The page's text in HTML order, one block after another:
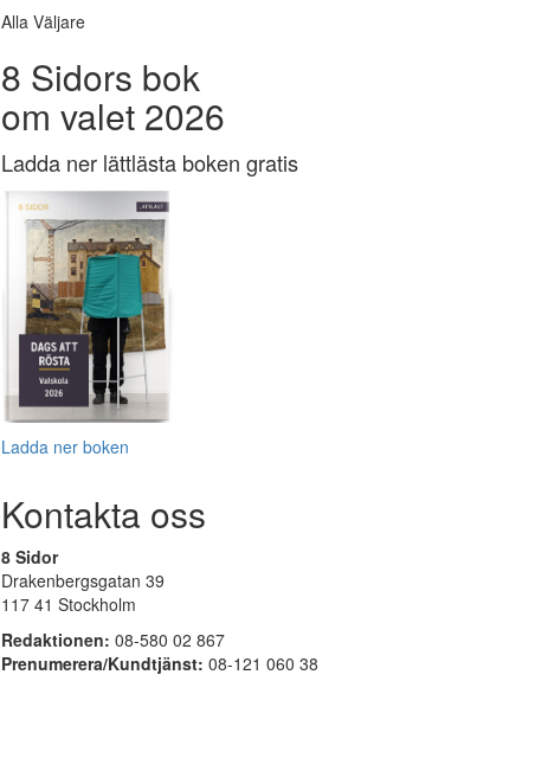
Alla Väljare
8 Sidors bok
om valet 2026
Ladda ner lättlästa boken gratis
Ladda ner boken
Kontakta oss
8 Sidor
Drakenbergsgatan 39
117 41 Stockholm
Redaktionen: 08-580 02 867
Prenumerera/Kundtjänst: 08-121 060 38